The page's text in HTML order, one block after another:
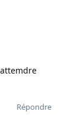
Répondre